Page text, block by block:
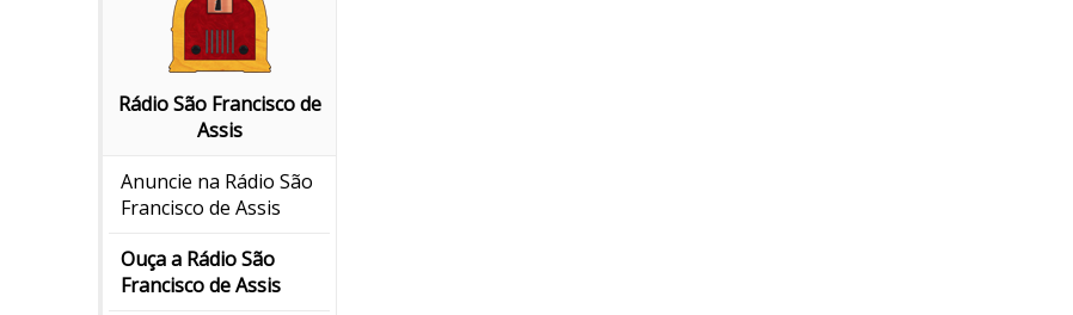
Rádio São Francisco de
Assis
Anuncie na Rádio São
Francisco de Assis
Ouça a Rádio São
Francisco de Assis